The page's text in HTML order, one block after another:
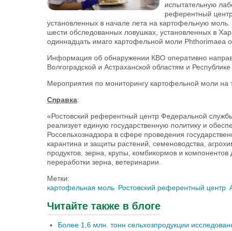
испытательную
референтный
установленных в начале лета на картофельную
шести обследованных ловушках, установленных в
одиннадцать имаго картофельной моли Phthorimaea
Информация об обнаружении КВО оперативно
Волгоградской и Астраханской областям и
Мероприятия по мониторингу картофельной моли на
Справка:
«Ростовский референтный центр Федеральной
реализует единую государственную политику и
Россельхознадзора в сфере проведения
карантина и защиты растений, семеноводства,
продуктов, зерна, крупы, комбикормов и
переработки зерна, ветеринарии.
Метки:
картофельная моль Ростовский референтный центр
Читайте также в блоге
Более 1,6 млн. тонн сельхозпродукции